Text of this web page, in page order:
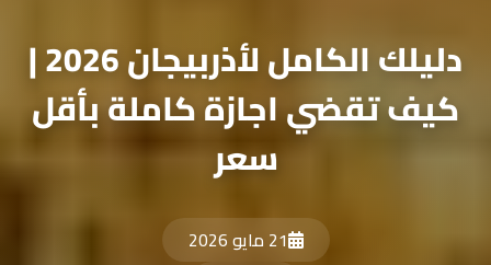
دليلك الكامل لأذربيجان 2026 |
كيف تقضي اجازة كاملة بأقل
سعر
21 مايو 2026